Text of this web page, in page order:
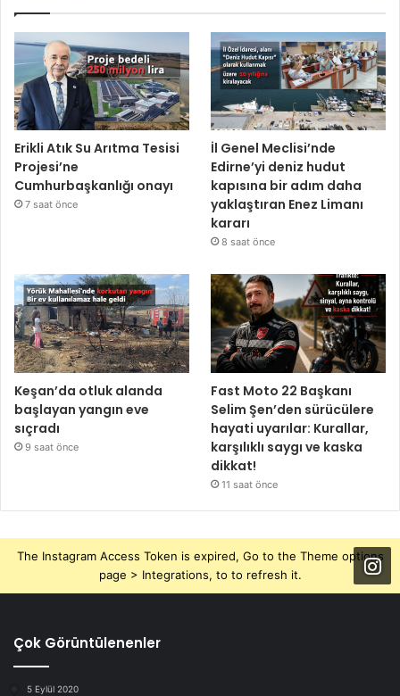
Erikli Atık Su Arıtma Tesisi
Projesi’ne
Cumhurbaşkanlığı onayı
7 saat önce
İl Genel Meclisi’nde
Edirne’yi deniz hudut
kapısına bir adım daha
yaklaştıran Enez Limanı
kararı
8 saat önce
Keşan’da otluk alanda
başlayan yangın eve
sıçradı
9 saat önce
Fast Moto 22 Başkanı
Selim Şen’den sürücülere
hayati uyarılar: Kurallar,
karşılıklı saygı ve kaska
dikkat!
11 saat önce
The Instagram Access Token is expired, Go to the Theme options
page > Integrations, to to refresh it.
Çok Görüntülenenler
5 Eylül 2020